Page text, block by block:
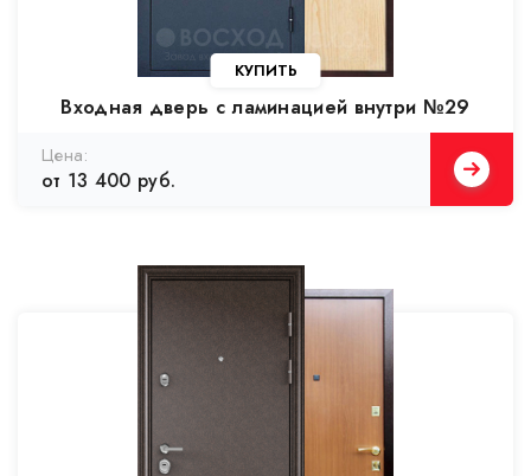
Входная дверь с ламинацией внутри №29
от 13 400 руб.